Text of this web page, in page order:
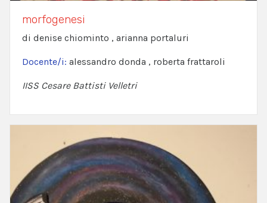
morfogenesi
di denise chiominto , arianna portaluri
Docente/i: alessandro donda , roberta frattaroli
IISS Cesare Battisti Velletri